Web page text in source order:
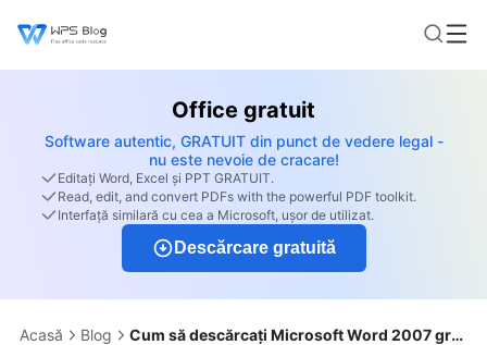
Office gratuit
Software autentic, GRATUIT din punct de vedere legal -
nu este nevoie de cracare!
Editați Word, Excel și PPT GRATUIT.
Read, edit, and convert PDFs with the powerful PDF toolkit.
Interfață similară cu cea a Microsoft, ușor de utilizat.
Descărcare gratuită
Acasă Blog Cum să descărcați Microsoft Word 2007 gratuit